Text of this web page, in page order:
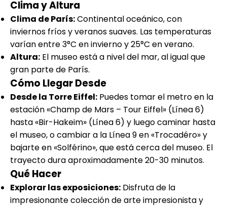
Clima y Altura
Clima de París:Continental oceánico, con
inviernos fríos y veranos suaves. Las temperaturas
varían entre 3°C en invierno y 25°C en verano.
Altura: El museo está a nivel del mar, al igual que
gran parte de París.
Cómo Llegar Desde
Desde la Torre Eiffel: Puedes tomar el metro en la
estación «Champ de Mars – Tour Eiffel» (Línea 6)
hasta «Bir-Hakeim» (Línea 6) y luego caminar hasta
el museo, o cambiar a la Línea 9 en «Trocadéro» y
bajarte en «Solférino», que está cerca del museo. El
trayecto dura aproximadamente 20-30 minutos.
Qué Hacer
Explorar las exposiciones: Disfruta de la
impresionante colección de arte impresionista y